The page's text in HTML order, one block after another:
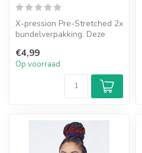
X-pression Pre-Stretched 2x
bundelverpakking. Deze
Kanekalon v...
€4,99
Op voorraad